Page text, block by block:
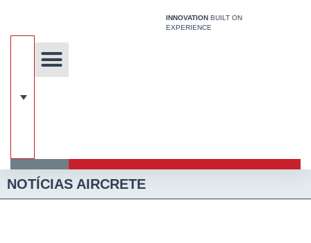
conteúdo
INNOVATION BUILT ON
EXPERIENCE
NOTÍCIAS AIRCRETE